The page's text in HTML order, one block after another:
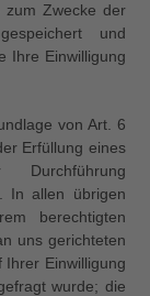
zum Zwecke der
und
Ihre Einwilligung
von Art. 6
Erfüllung eines
In allen übrigen
berechtigten
uns gerichteten
Einwilligung
wurde; die